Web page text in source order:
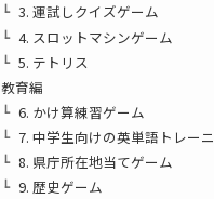
3. 運試しクイズゲーム
4. スロットマシンゲーム
5. テトリス
教育編
6. かけ算練習ゲーム
7. 中学生向けの英単語トレー
8. 県庁所在地当てゲーム
9. 歴史ゲーム